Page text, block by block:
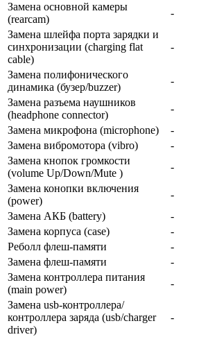
Замена основной камеры
(rearcam)
-
Замена шлейфа порта зарядки и
синхронизации (charging flat
cable)
-
Замена полифонического
динамика (бузер/buzzer)
-
Замена разъема наушников
(headphone connector)
-
Замена микрофона (microphone)
-
Замена вибромотора (vibro)
-
Замена кнопок громкости
(volume Up/Down/Mute )
-
Замена конопки включения
(power)
-
Замена АКБ (battery)
-
Замена корпуса (сase)
-
Реболл флеш-памяти
-
Замена флеш-памяти
-
Замена контроллера питания
(main power)
-
Замена usb-контроллерa/
контроллера заряда (usb/charger
driver)
-